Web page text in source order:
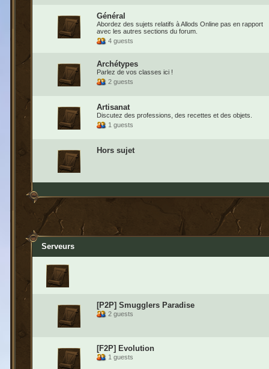
Général
Abordez des sujets relatifs à Allods Online pas en rapport
avec les autres sections du forum.
4 guests
Archétypes
Parlez de vos classes ici !
2 guests
Artisanat
Discutez des professions, des recettes et des objets.
1 guests
Hors sujet
Serveurs
[P2P] Smugglers Paradise
2 guests
[F2P] Evolution
1 guests